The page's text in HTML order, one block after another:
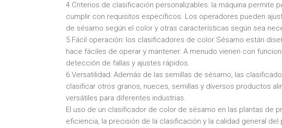
4.Criterios de clasificación personalizables: la máquina permite
cumplir con requisitos específicos. Los operadores pueden
de sésamo según el color y otras características según sea
5.Fácil operación: los clasificadores de color Sésamo están
hace fáciles de operar y mantener. A menudo vienen con
detección de fallas y ajustes rápidos.
6.Versatilidad: Además de las semillas de sésamo, las
clasificar otros granos, nueces, semillas y diversos productos
versátiles para diferentes industrias.
El uso de un clasificador de color de sésamo en las plantas de
eficiencia, la precisión de la clasificación y la calidad general